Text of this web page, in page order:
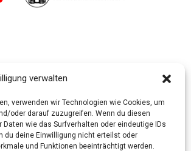
verwalten
verwenden wir Technologien wie Cookies, um
oder darauf zuzugreifen. Wenn du diesen
wie das Surfverhalten oder eindeutige IDs
du deine Einwilligung nicht erteilst oder
und Funktionen beeinträchtigt werden.